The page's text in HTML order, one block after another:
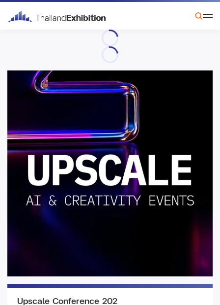
Upscale Conference 202